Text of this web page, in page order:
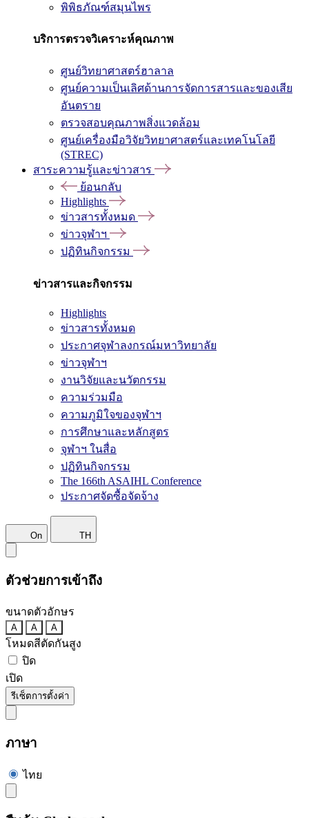
พิพิธภัณฑ์สมุนไพร
บริการตรวจวิเคราะห์คุณภาพ
ศูนย์วิทยาศาสตร์ฮาลาล
ศูนย์ความเป็นเลิศด้านการจัดการสารและของเสีย
อันตราย
ตรวจสอบคุณภาพสิ่งแวดล้อม
ศูนย์เครื่องมือวิจัยวิทยาศาสตร์และเทคโนโลยี
(STREC)
สาระความรู้และข่าวสาร
ย้อนกลับ
Highlights
ข่าวสารทั้งหมด
ข่าวจุฬาฯ
ปฏิทินกิจกรรม
ข่าวสารและกิจกรรม
Highlights
ข่าวสารทั้งหมด
ประกาศจุฬาลงกรณ์มหาวิทยาลัย
ข่าวจุฬาฯ
งานวิจัยและนวัตกรรม
ความร่วมมือ
ความภูมิใจของจุฬาฯ
การศึกษาและหลักสูตร
จุฬาฯ ในสื่อ
ปฏิทินกิจกรรม
The 166th ASAIHL Conference
ประกาศจัดซื้อจัดจ้าง
On TH
ตัวช่วยการเข้าถึง
ขนาดตัวอักษร
A A A
โหมดสีตัดกันสูง
ปิด
เปิด
รีเซ็ตการตั้งค่า
ภาษา
ไทย